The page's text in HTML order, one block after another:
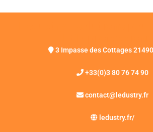
3 Impasse des Cottages
+33(0)3 80 76 74 90
contact@ledustry.fr
ledustry.fr/